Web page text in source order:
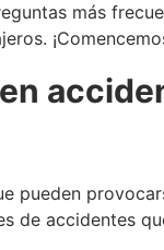
más
pueden
de accidentes